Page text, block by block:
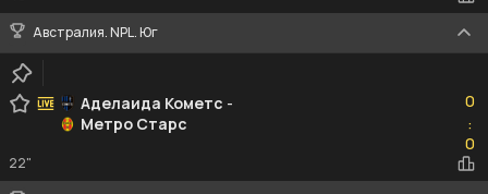
Австралия. NPL. Юг
Аделаида Кометс -
Метро Старс
0
:0
0
22"